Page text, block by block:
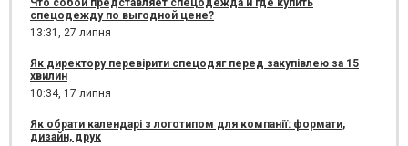
спецодежду по выгодной цене?
13:31, 27 липня
Як директору перевірити спецодяг перед закупівлею за 15
хвилин
10:34, 17 липня
Як обрати календарі з логотипом для компанії: формати,
дизайн, друк